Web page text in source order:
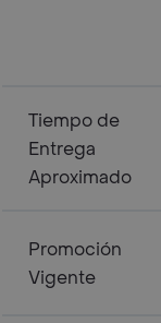
Tiempo de
Entrega
Aproximado
Promoción
Vigente